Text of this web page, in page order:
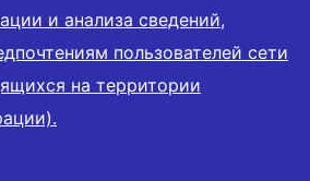
и анализа сведений,
пользователей сети
на территории